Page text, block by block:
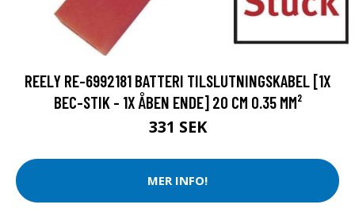
REELY RE-6992181 BATTERI TILSLUTNINGSKABEL [1X
BEC-STIK - 1X ÅBEN ENDE] 20 CM 0.35 MM²
331 SEK
MER INFO!